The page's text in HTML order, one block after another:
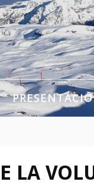
LA